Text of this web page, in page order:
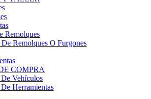
Remolques
Remolques O Furgones
COMPRA
Vehículos
Herramientas